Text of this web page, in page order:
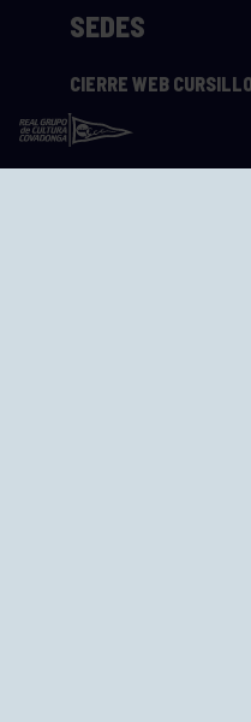
SEDES
CIERRE WEB
Cómo llegar